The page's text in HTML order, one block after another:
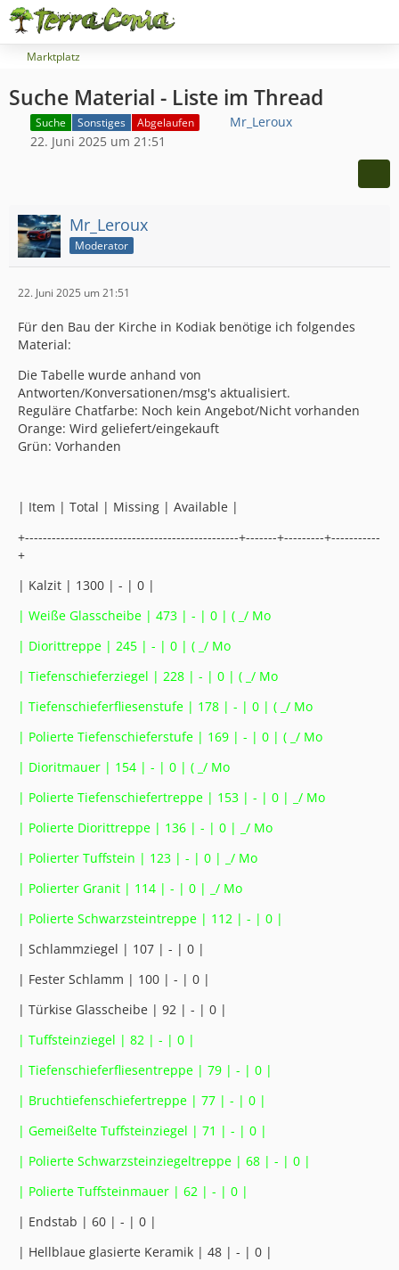
Marktplatz
Suche Material - Liste im Thread
Suche Sonstiges Abgelaufen
Mr_Leroux
22. Juni 2025 um 21:51
Mr_Leroux
Moderator
22. Juni 2025 um 21:51
Für den Bau der Kirche in Kodiak benötige ich folgendes
Material:
Die Tabelle wurde anhand von
Antworten/Konversationen/msg's aktualisiert.
Reguläre Chatfarbe: Noch kein Angebot/Nicht vorhanden
Orange: Wird geliefert/eingekauft
Grün: Vorhanden
| Item | Total | Missing | Available |
+------------------------------------------------+-------+---------+-----------
+
| Kalzit | 1300 | - | 0 |
| Weiße Glasscheibe | 473 | - | 0 | ( _/ Mo
| Diorittreppe | 245 | - | 0 | ( _/ Mo
| Tiefenschieferziegel | 228 | - | 0 | ( _/ Mo
| Tiefenschieferfliesenstufe | 178 | - | 0 | ( _/ Mo
| Polierte Tiefenschieferstufe | 169 | - | 0 | ( _/ Mo
| Dioritmauer | 154 | - | 0 | ( _/ Mo
| Polierte Tiefenschiefertreppe | 153 | - | 0 | _/ Mo
| Polierte Diorittreppe | 136 | - | 0 | _/ Mo
| Polierter Tuffstein | 123 | - | 0 | _/ Mo
| Polierter Granit | 114 | - | 0 | _/ Mo
| Polierte Schwarzsteintreppe | 112 | - | 0 |
| Schlammziegel | 107 | - | 0 |
| Fester Schlamm | 100 | - | 0 |
| Türkise Glasscheibe | 92 | - | 0 |
| Tuffsteinziegel | 82 | - | 0 |
| Tiefenschieferfliesentreppe | 79 | - | 0 |
| Bruchtiefenschiefertreppe | 77 | - | 0 |
| Gemeißelte Tuffsteinziegel | 71 | - | 0 |
| Polierte Schwarzsteinziegeltreppe | 68 | - | 0 |
| Polierte Tuffsteinmauer | 62 | - | 0 |
| Endstab | 60 | - | 0 |
| Hellblaue glasierte Keramik | 48 | - | 0 |